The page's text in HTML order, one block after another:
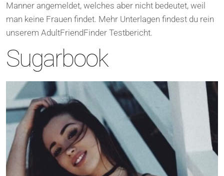
Manner angemeldet, welches aber nicht bedeutet, weil
man keine Frauen findet. Mehr Unterlagen findest du rein
unserem AdultFriendFinder Testbericht.
Sugarbook